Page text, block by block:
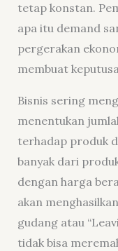
tetap konstan.
apa itu demand
pergerakan
membuat
Bisnis sering
menentukan
terhadap produk
banyak dari
dengan harga
akan
gudang atau
tidak bisa